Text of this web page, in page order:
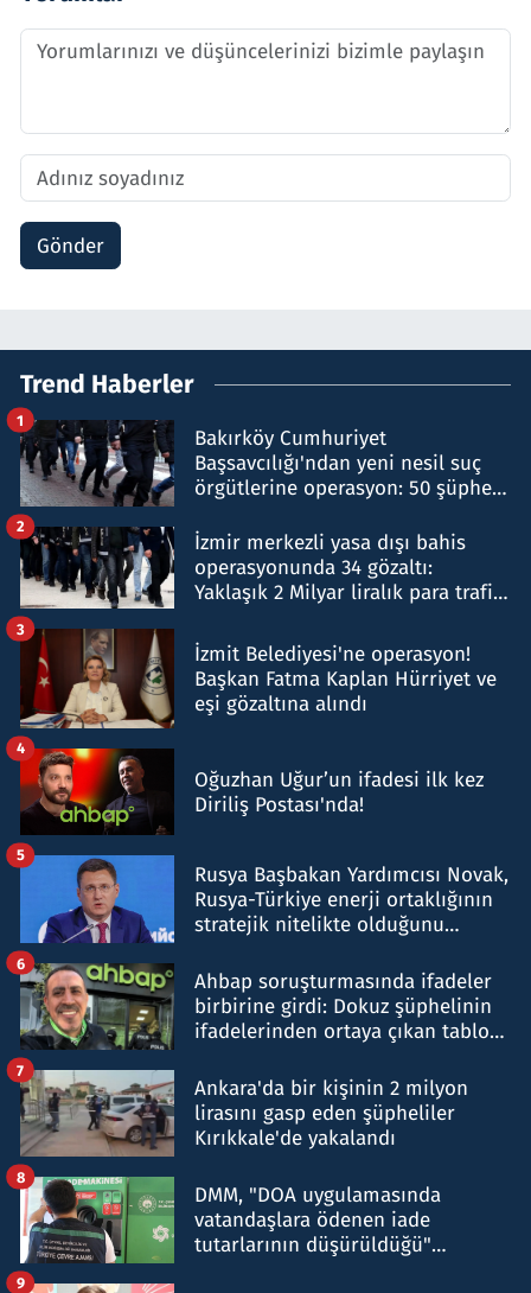
Gönder
Trend Haberler
Bakırköy Cumhuriyet
Başsavcılığı'ndan yeni nesil suç
örgütlerine operasyon: 50 şüpheli
1
İzmir merkezli yasa dışı bahis
operasyonunda 34 gözaltı:
Yaklaşık 2 Milyar liralık para trafiği
2
İzmit Belediyesi'ne operasyon!
Başkan Fatma Kaplan Hürriyet ve
eşi gözaltına alındı
3
Oğuzhan Uğur’un ifadesi ilk kez
Diriliş Postası'nda!
4
Rusya Başbakan Yardımcısı Novak,
Rusya-Türkiye enerji ortaklığının
stratejik nitelikte olduğunu
5
Ahbap soruşturmasında ifadeler
birbirine girdi: Dokuz şüphelinin
ifadelerinden ortaya çıkan tablo
6
Ankara'da bir kişinin 2 milyon
lirasını gasp eden şüpheliler
Kırıkkale'de yakalandı
7
DMM, "DOA uygulamasında
vatandaşlara ödenen iade
tutarlarının düşürüldüğü"
8
9